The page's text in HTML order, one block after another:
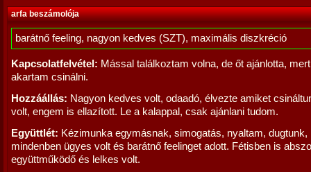
arfa beszámolója
barátnő feeling, nagyon kedves (SZT), maximális diszkréció
Kapcsolatfelvétel: Mással találkoztam volna, de őt ajánlotta,
akartam csinálni.
Hozzáállás: Nagyon kedves volt, odaadó, élvezte amiket
volt, engem is ellazított. Le a kalappal, csak ajánlani tudom.
Együttlét: Kézimunka egymásnak, simogatás, nyaltam, dugtunk,
mindenben ügyes volt és barátnő feelinget adott. Fétisben is
együttműködő és lelkes volt.